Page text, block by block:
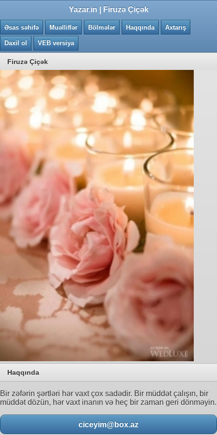
Yazar.in | Firuzə Çiçək
Əsas səhifə Muəlliflər Bölmələr Haqqında Axtarış
Daxil ol VEB versiya
Firuzə Çiçək
Haqqında
Bir zəfərin şərtləri hər vaxt çox sadədir. Bir müddət çalışın, bir
müddət dözün, hər vaxt inanın və heç bir zaman geri dönməyin.
ciceyim@box.az